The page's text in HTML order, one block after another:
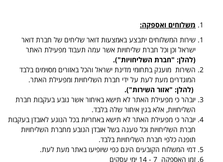
משלוחים ואספקה:
שירות המשלוחים יתבצע באמצעות דואר שליחים של חברת דואר
ישראל וכן וכל חברת שליחויות אשר עמה תעבוד מפעילת האתר
(להלן: "חברת השליחויות").
השירות מוענק בתחומי מדינת ישראל והכל באזורים מסוימים בלבד
המוגדרים מעת לעת על ידי חברת השליחויות ומפעילת האתר.
(להלן: "אזור השירות").
יובהר כי מפעילת האתר לא תישא באיחור אשר נובע בעקבות חברת
השליחויות, אלא בגין איחור שלה בלבד.
יובהר כי מפעילת האתר לא תישא באחריות בכל הנוגע לאובדן בעקבות
חברת השליחויות וכל טענה בשל אובדן הנובע מחברת השליחויות
תופנה כלפי חברת השליחויות בלבד.
דמי המשלוח הקובעים הינם כפי שיופיעו באתר מעת לעת.
זמן האספקה 7 - 14 ימי עסקים